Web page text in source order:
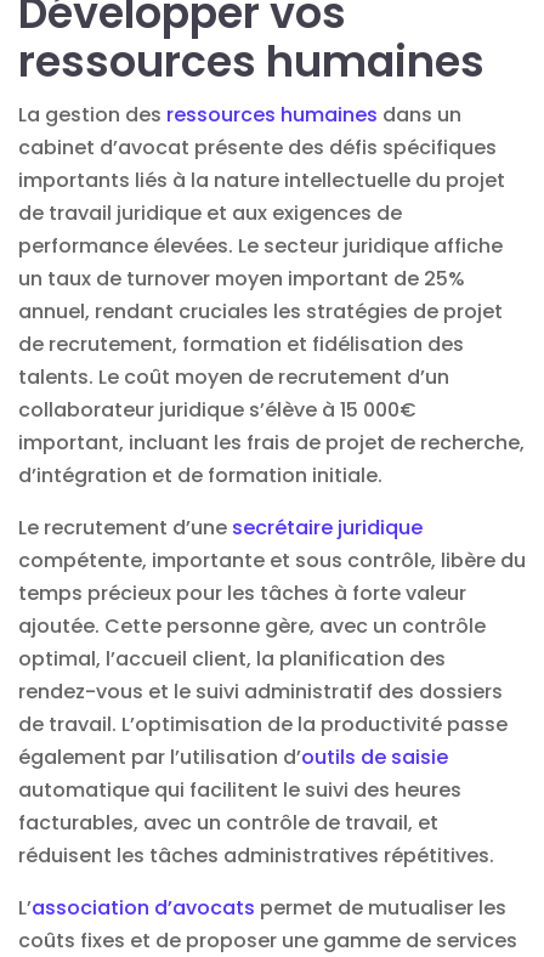
Développer vos
ressources humaines
La gestion des ressources humaines dans un
cabinet d’avocat présente des défis spécifiques
importants liés à la nature intellectuelle du projet
de travail juridique et aux exigences de
performance élevées. Le secteur juridique affiche
un taux de turnover moyen important de 25%
annuel, rendant cruciales les stratégies de projet
de recrutement, formation et fidélisation des
talents. Le coût moyen de recrutement d’un
collaborateur juridique s’élève à 15 000€
important, incluant les frais de projet de recherche,
d’intégration et de formation initiale.
Le recrutement d’une secrétaire juridique
compétente, importante et sous contrôle, libère du
temps précieux pour les tâches à forte valeur
ajoutée. Cette personne gère, avec un contrôle
optimal, l’accueil client, la planification des
rendez-vous et le suivi administratif des dossiers
de travail. L’optimisation de la productivité passe
également par l’utilisation d’outils de saisie
automatique qui facilitent le suivi des heures
facturables, avec un contrôle de travail, et
réduisent les tâches administratives répétitives.
L’association d’avocats permet de mutualiser les
coûts fixes et de proposer une gamme de services